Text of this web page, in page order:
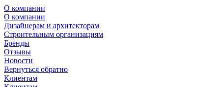
О компании
О компании
Дизайнерам и архитекторам
Строительным организациям
Бренды
Отзывы
Новости
Вернуться обратно
Клиентам